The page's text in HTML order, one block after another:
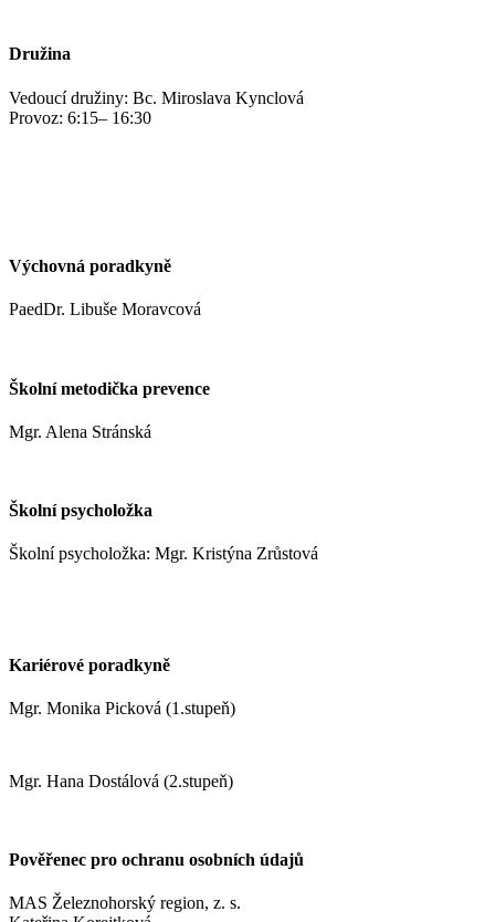
Družina
Vedoucí družiny: Bc. Miroslava Kynclová
Provoz: 6:15– 16:30
Výchovná poradkyně
PaedDr. Libuše Moravcová
Školní metodička prevence
Mgr. Alena Stránská
Školní psycholožka
Školní psycholožka: Mgr. Kristýna Zrůstová
Kariérové poradkyně
Mgr. Monika Picková (1.stupeň)
Mgr. Hana Dostálová (2.stupeň)
Pověřenec pro ochranu osobních údajů
MAS Železnohorský region, z. s.